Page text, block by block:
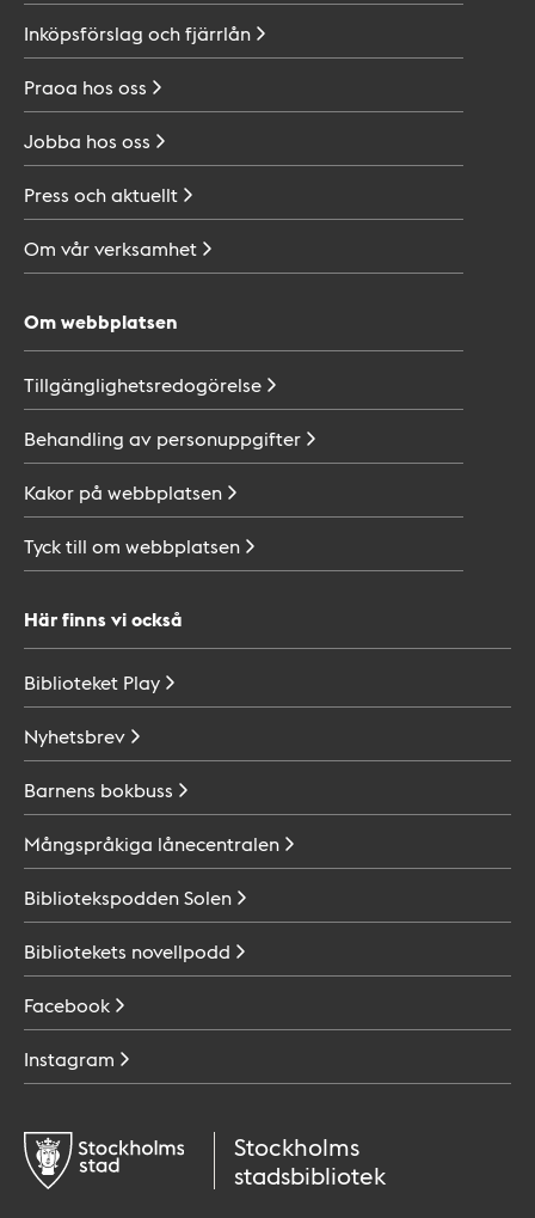
Inköpsförslag ochfjärrlån
Praoa hos oss
Jobba hos oss
Press ochaktuellt
Om vårverksamhet
Om webbplatsen
Tillgänglighetsredogörelse
Behandling av personuppgifter
Kakor på webbplatsen
Tyck till om webbplatsen
Här finns vi också
Biblioteket Play
Nyhetsbrev
Barnens bokbuss
Mångspråkiga lånecentralen
BibliotekspoddenSolen
Bibliotekets novellpodd
Facebook
Instagram
Stockholms
stadsbibliotek